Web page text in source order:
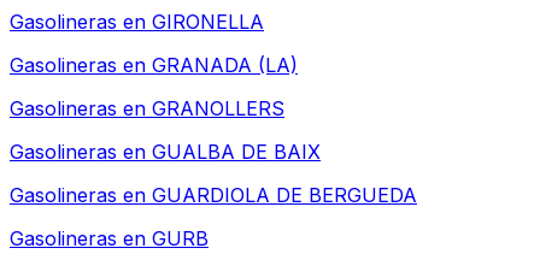
Gasolineras en GIRONELLA
Gasolineras en GRANADA (LA)
Gasolineras en GRANOLLERS
Gasolineras en GUALBA DE BAIX
Gasolineras en GUARDIOLA DE BERGUEDA
Gasolineras en GURB